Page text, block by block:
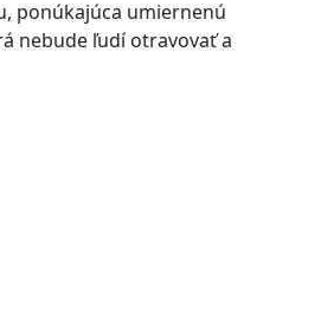
ponúkajúca umiernenú
nebude ľudí otravovať a